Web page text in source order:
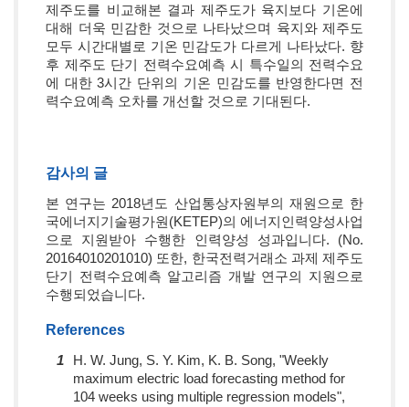
제주도를 비교해본 결과 제주도가 육지보다 기온에
대해 더욱 민감한 것으로 나타났으며 육지와 제주도
모두 시간대별로 기온 민감도가 다르게 나타났다. 향
후 제주도 단기 전력수요예측 시 특수일의 전력수요
에 대한 3시간 단위의 기온 민감도를 반영한다면 전
력수요예측 오차를 개선할 것으로 기대된다.
감사의 글
본 연구는 2018년도 산업통상자원부의 재원으로 한
국에너지기술평가원(KETEP)의 에너지인력양성사업
으로 지원받아 수행한 인력양성 성과입니다. (No.
20164010201010) 또한, 한국전력거래소 과제 제주도
단기 전력수요예측 알고리즘 개발 연구의 지원으로
수행되었습니다.
References
1
H. W. Jung, S. Y. Kim, K. B. Song, "Weekly
maximum electric load forecasting method for
104 weeks using multiple regression models",